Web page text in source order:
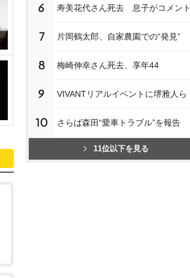
6 寿美花代さん死去 息子がコメント
7 片岡鶴太郎、自家農園での“発見”
8 梅崎伸幸さん死去、享年44
9 VIVANTリアルイベントに堺雅人ら
10 さらば森田“愛車トラブル”を報告
11位以下を見る